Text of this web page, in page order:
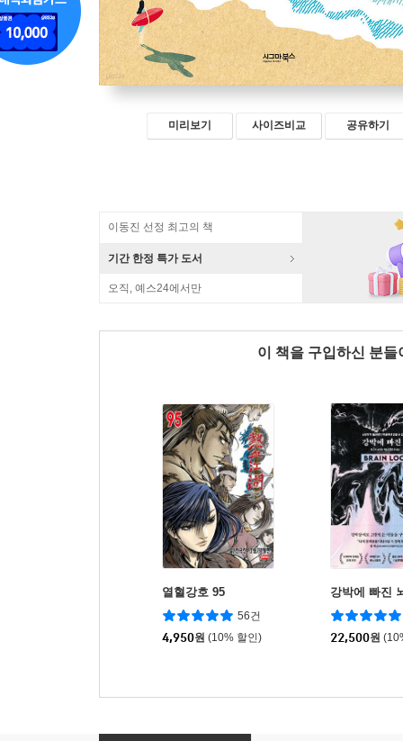
미리보기 사이즈비교 공유하기
이동진 선정 최고의 책
기간 한정 특가 도서
오직, 예스24에서만
이 책을 구입하신 분
열혈강호 95
56건
4,950원 (10% 할인)
강박에 빠진
22,500원